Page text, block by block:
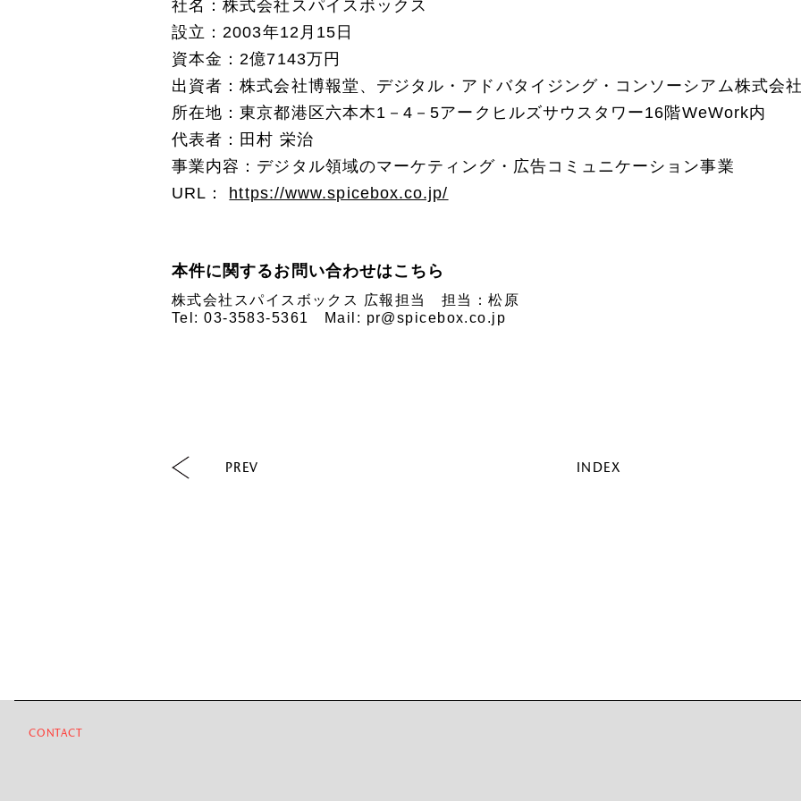
社名：株式会社スパイスボックス
設立：2003年12月15日
資本金：2億7143万円
出資者：株式会社博報堂、デジタル・アドバタイジング・コンソーシアム株式会
所在地：東京都港区六本木1－4－5アークヒルズサウスタワー16階WeWork内
代表者：田村 栄治
事業内容：デジタル領域のマーケティング・広告コミュニケーション事業
URL： https://www.spicebox.co.jp/
本件に関するお問い合わせはこちら
株式会社スパイスボックス 広報担当 担当：松原
Tel: 03-3583-5361 Mail: pr@spicebox.co.jp
PREV INDEX
CONTACT